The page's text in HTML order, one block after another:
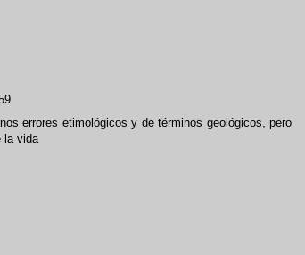
errores etimológicos y de términos geológicos, pero
la vida